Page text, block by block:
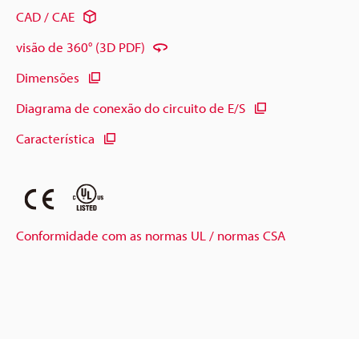
CAD / CAE
visão de 360° (3D PDF)
Dimensões
Diagrama de conexão do circuito de E/S
Característica
Conformidade com as normas UL / normas CSA